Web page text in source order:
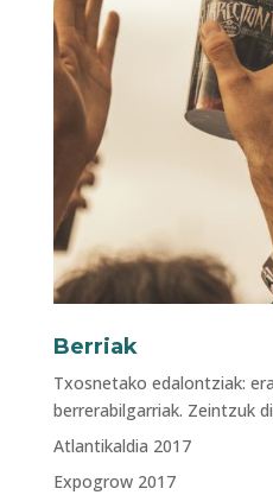
Berriak
Txosnetako edalontziak:
berrerabilgarriak. Zeintzuk
Atlantikaldia 2017
Expogrow 2017